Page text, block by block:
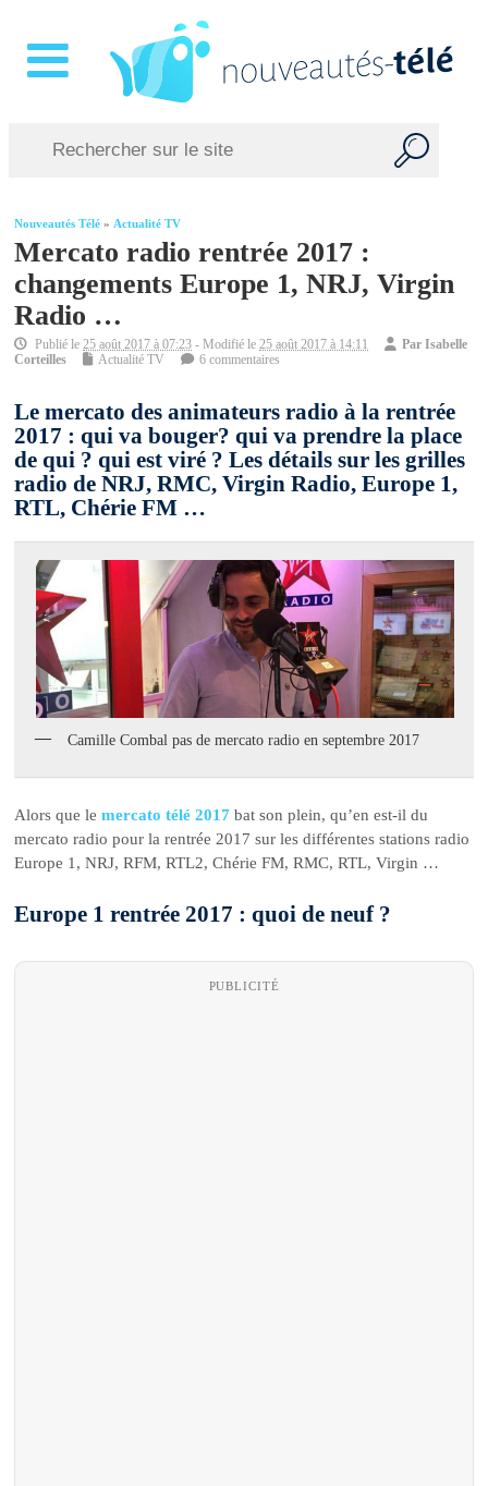
Nouveautés Télé »Actualité TV
Mercato radio rentrée 2017 :
changements Europe 1, NRJ, Virgin
Radio …
Publié le25 août 2017 à 07:23 - Modifié le25 août 2017 à 14:11 ParIsabelle
Corteilles
Actualité TV 6 commentaires
Le mercato des animateurs radio à la rentrée
2017 : qui va bouger? qui va prendre la place
de qui ? qui est viré ? Les détails sur les grilles
radio de NRJ, RMC, Virgin Radio, Europe 1,
RTL, Chérie FM …
Camille Combal pas de mercato radio en septembre 2017
Alors que le mercato télé 2017 bat son plein, qu’en est-il du
mercato radio pour la rentrée 2017 sur les différentes stations radio
Europe 1, NRJ, RFM, RTL2, Chérie FM, RMC, RTL, Virgin …
Europe 1 rentrée 2017 : quoi de neuf ?
PUBLICITÉ